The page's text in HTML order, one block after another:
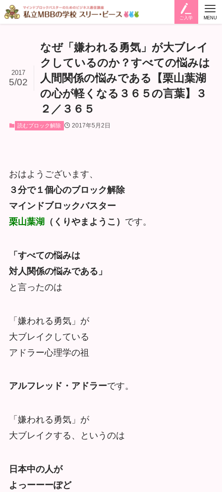
ご入学 MENU
なぜ「嫌われる勇気」が大ブレイ
クしているのか？すべての悩みは
人間関係の悩みである【栗山葉湖
の心が軽くなる３６５の言葉】３
２／３６５
2017
5/02
読むブロック解除 2017年5月2日
おはようございます、
３分で１個心のブロック解除
マインドブロックバスター
栗山葉湖 （くりやまようこ） です。
「すべての悩みは
対人関係の悩みである」
と言ったのは
「嫌われる勇気」が
大ブレイクしている
アドラー心理学の祖
アルフレッド・アドラーです。
「嫌われる勇気」が
大ブレイクする、というのは
日本中の人が
よっーーーぽど